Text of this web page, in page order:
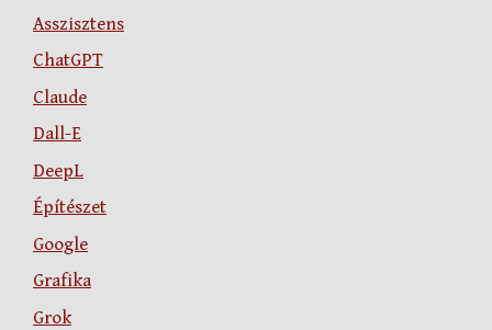
Asszisztens
ChatGPT
Claude
Dall-E
DeepL
Építészet
Google
Grafika
Grok